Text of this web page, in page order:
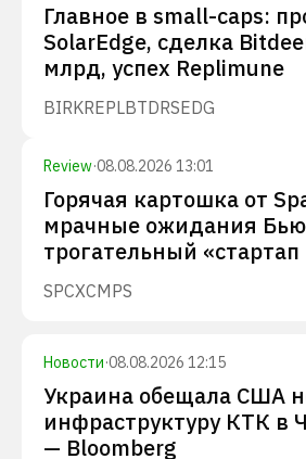
Главное в small-caps:
SolarEdge, сделка
млрд, успех Replimune
BIRKREPLBTDRSEDG
Review·08.08.2026 13:01
Горячая картошка от
мрачные ожидания
трогательный
SPCXCMPS
Новости·08.08.2026 12:15
Украина обещала США
инфраструктуру КТК в
— Bloomberg